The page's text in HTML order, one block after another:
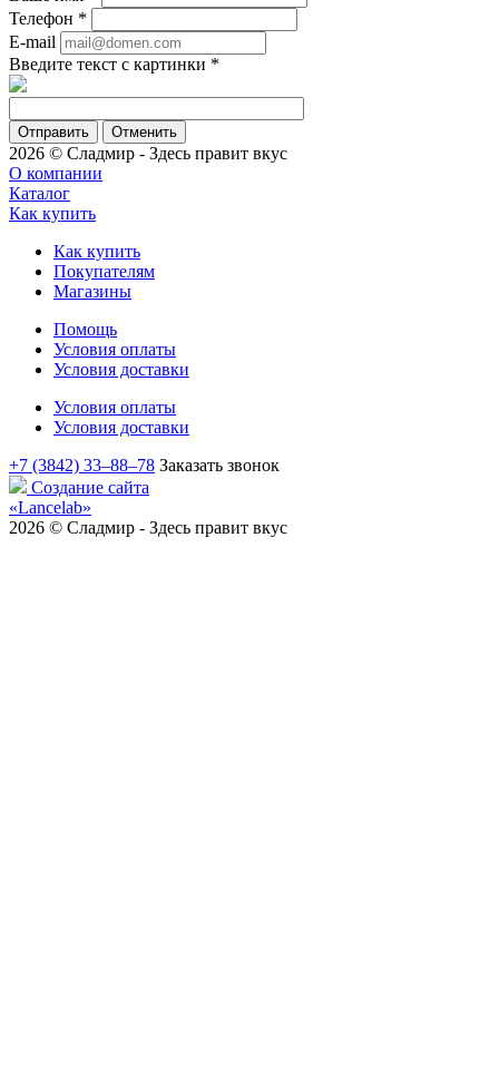
Телефон *
E-mail
Введите текст с картинки *
Отменить
2026 © Сладмир - Здесь правит вкус
О компании
Каталог
Как купить
Как купить
Покупателям
Магазины
Помощь
Условия оплаты
Условия доставки
Условия оплаты
Условия доставки
+7 (3842) 33‒88‒78 Заказать звонок
Создание сайта
«Lancelab»
2026 © Сладмир - Здесь правит вкус